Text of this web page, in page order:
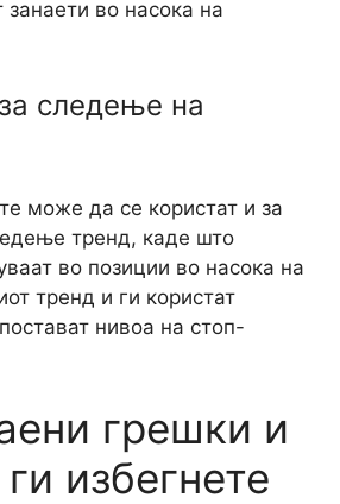
занаети во насока на
следење на
може да се користат и за
тренд, каде што
во позиции во насока на
тренд и ги користат
нивоа на стоп-
грешки и
избегнете